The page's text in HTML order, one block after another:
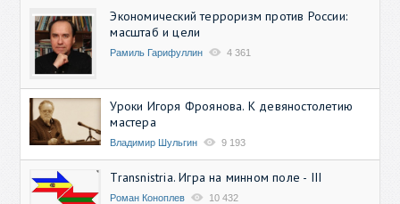
Экономический терроризм против России:
масштаб и цели
Рамиль Гарифуллин 4 361
Уроки Игоря Фроянова. К девяностолетию
мастера
Владимир Шульгин 9 193
Transnistria. Игра на минном поле - III
Роман Коноплев 10 432